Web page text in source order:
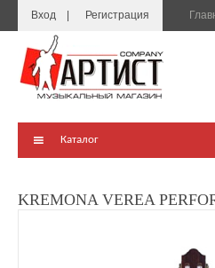
Вход Регистрация
Каталог
KREMONA VEREA